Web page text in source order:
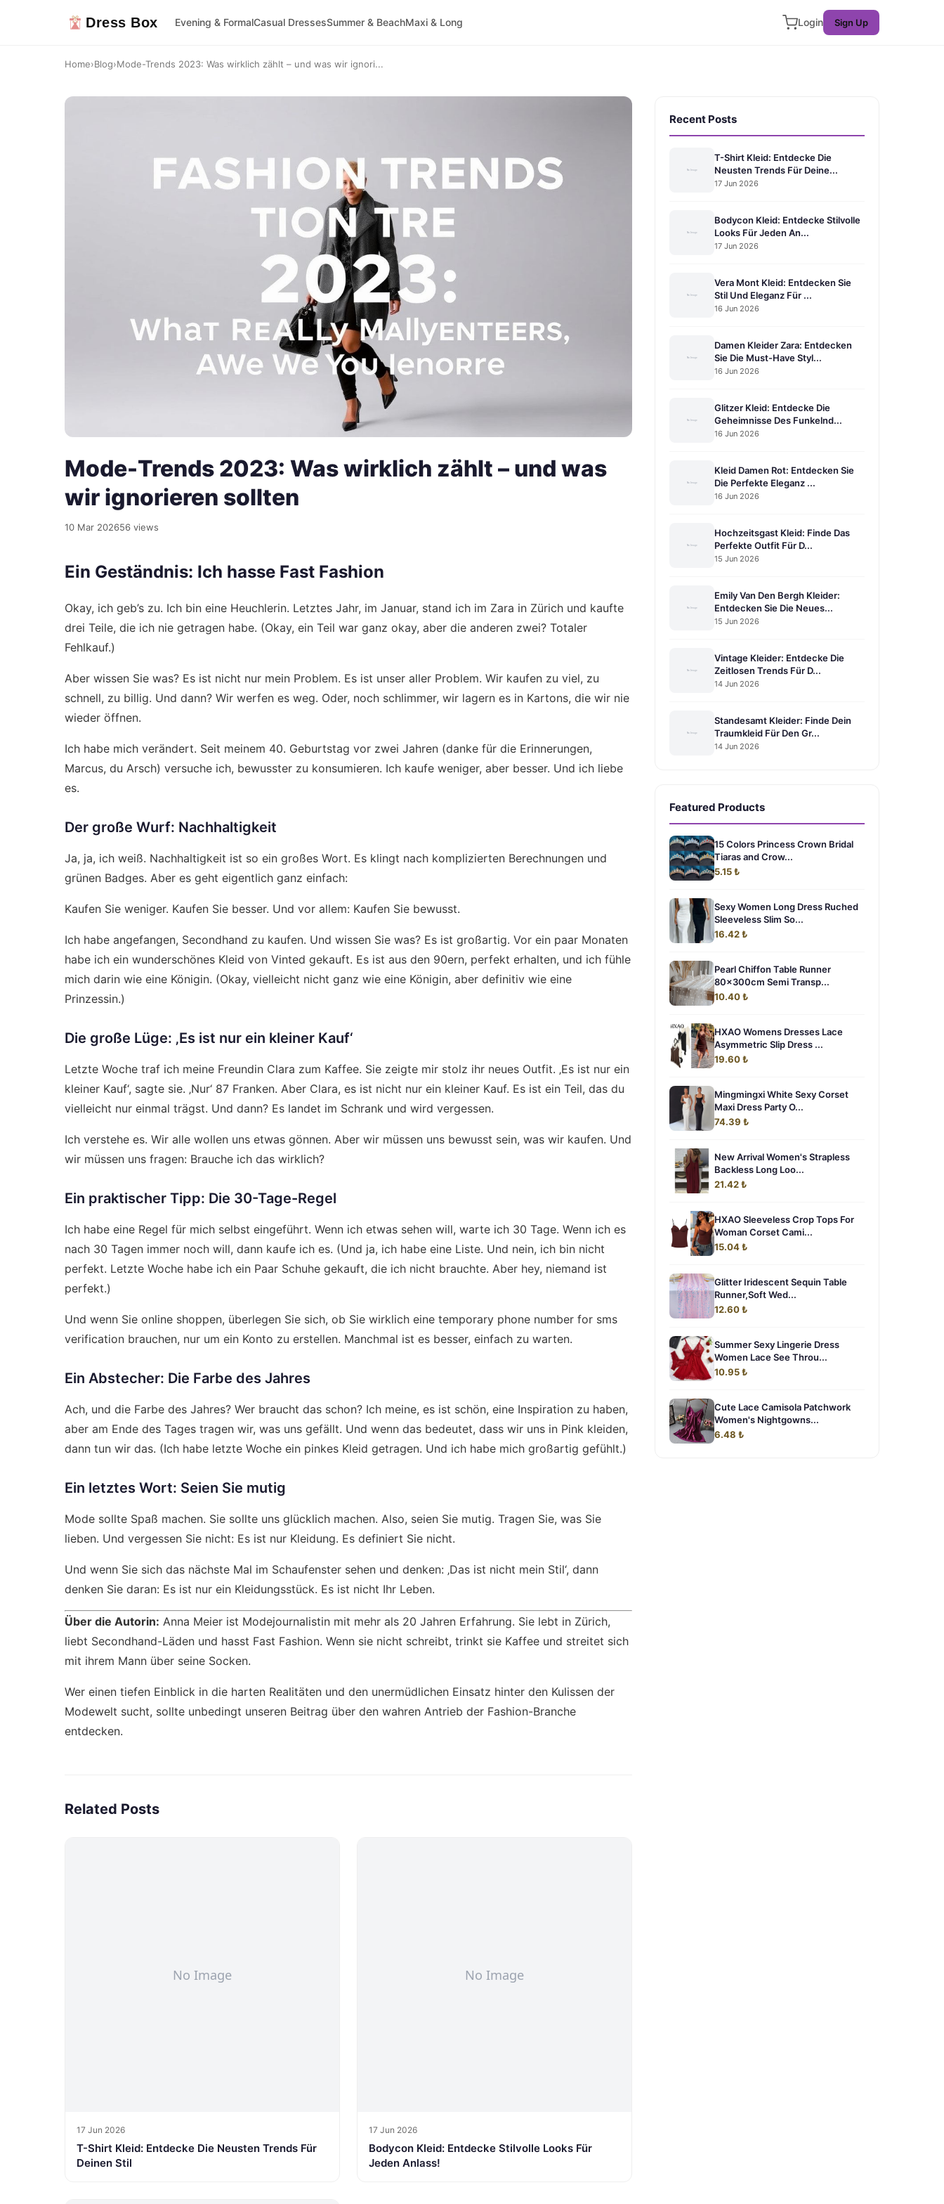
Dress Box Evening & FormalCasual DressesSummer & BeachMaxi & Long Login Sign Up
Home›Blog›Mode-Trends 2023: Was wirklich zählt – und was wir ignori...
Mode-Trends 2023: Was wirklich zählt – und was
wir ignorieren sollten
10 Mar 202656 views
Ein Geständnis: Ich hasse Fast Fashion
Okay, ich geb’s zu. Ich bin eine Heuchlerin. Letztes Jahr, im Januar, stand ich im Zara in Zürich und kaufte
drei Teile, die ich nie getragen habe. (Okay, ein Teil war ganz okay, aber die anderen zwei? Totaler
Fehlkauf.)
Aber wissen Sie was? Es ist nicht nur mein Problem. Es ist unser aller Problem. Wir kaufen zu viel, zu
schnell, zu billig. Und dann? Wir werfen es weg. Oder, noch schlimmer, wir lagern es in Kartons, die wir nie
wieder öffnen.
Ich habe mich verändert. Seit meinem 40. Geburtstag vor zwei Jahren (danke für die Erinnerungen,
Marcus, du Arsch) versuche ich, bewusster zu konsumieren. Ich kaufe weniger, aber besser. Und ich liebe
es.
Der große Wurf: Nachhaltigkeit
Ja, ja, ich weiß. Nachhaltigkeit ist so ein großes Wort. Es klingt nach komplizierten Berechnungen und
grünen Badges. Aber es geht eigentlich ganz einfach:
Kaufen Sie weniger. Kaufen Sie besser. Und vor allem: Kaufen Sie bewusst.
Ich habe angefangen, Secondhand zu kaufen. Und wissen Sie was? Es ist großartig. Vor ein paar Monaten
habe ich ein wunderschönes Kleid von Vinted gekauft. Es ist aus den 90ern, perfekt erhalten, und ich fühle
mich darin wie eine Königin. (Okay, vielleicht nicht ganz wie eine Königin, aber definitiv wie eine
Prinzessin.)
Die große Lüge: ‚Es ist nur ein kleiner Kauf‘
Letzte Woche traf ich meine Freundin Clara zum Kaffee. Sie zeigte mir stolz ihr neues Outfit. ‚Es ist nur ein
kleiner Kauf‘, sagte sie. ‚Nur‘ 87 Franken. Aber Clara, es ist nicht nur ein kleiner Kauf. Es ist ein Teil, das du
vielleicht nur einmal trägst. Und dann? Es landet im Schrank und wird vergessen.
Ich verstehe es. Wir alle wollen uns etwas gönnen. Aber wir müssen uns bewusst sein, was wir kaufen. Und
wir müssen uns fragen: Brauche ich das wirklich?
Ein praktischer Tipp: Die 30-Tage-Regel
Ich habe eine Regel für mich selbst eingeführt. Wenn ich etwas sehen will, warte ich 30 Tage. Wenn ich es
nach 30 Tagen immer noch will, dann kaufe ich es. (Und ja, ich habe eine Liste. Und nein, ich bin nicht
perfekt. Letzte Woche habe ich ein Paar Schuhe gekauft, die ich nicht brauchte. Aber hey, niemand ist
perfekt.)
Und wenn Sie online shoppen, überlegen Sie sich, ob Sie wirklich eine temporary phone number for sms
verification brauchen, nur um ein Konto zu erstellen. Manchmal ist es besser, einfach zu warten.
Ein Abstecher: Die Farbe des Jahres
Ach, und die Farbe des Jahres? Wer braucht das schon? Ich meine, es ist schön, eine Inspiration zu haben,
aber am Ende des Tages tragen wir, was uns gefällt. Und wenn das bedeutet, dass wir uns in Pink kleiden,
dann tun wir das. (Ich habe letzte Woche ein pinkes Kleid getragen. Und ich habe mich großartig gefühlt.)
Ein letztes Wort: Seien Sie mutig
Mode sollte Spaß machen. Sie sollte uns glücklich machen. Also, seien Sie mutig. Tragen Sie, was Sie
lieben. Und vergessen Sie nicht: Es ist nur Kleidung. Es definiert Sie nicht.
Und wenn Sie sich das nächste Mal im Schaufenster sehen und denken: ‚Das ist nicht mein Stil‘, dann
denken Sie daran: Es ist nur ein Kleidungsstück. Es ist nicht Ihr Leben.
Über die Autorin: Anna Meier ist Modejournalistin mit mehr als 20 Jahren Erfahrung. Sie lebt in Zürich,
liebt Secondhand-Läden und hasst Fast Fashion. Wenn sie nicht schreibt, trinkt sie Kaffee und streitet sich
mit ihrem Mann über seine Socken.
Wer einen tiefen Einblick in die harten Realitäten und den unermüdlichen Einsatz hinter den Kulissen der
Modewelt sucht, sollte unbedingt unseren Beitrag über den wahren Antrieb der Fashion-Branche
entdecken.
Related Posts
17 Jun 2026
T-Shirt Kleid: Entdecke Die Neusten Trends Für
Deinen Stil
17 Jun 2026
Bodycon Kleid: Entdecke Stilvolle Looks Für
Jeden Anlass!
Recent Posts
T-Shirt Kleid: Entdecke Die
Neusten Trends Für Deine...
17 Jun 2026
Bodycon Kleid: Entdecke Stilvolle
Looks Für Jeden An...
17 Jun 2026
Vera Mont Kleid: Entdecken Sie
Stil Und Eleganz Für ...
16 Jun 2026
Damen Kleider Zara: Entdecken
Sie Die Must-Have Styl...
16 Jun 2026
Glitzer Kleid: Entdecke Die
Geheimnisse Des Funkelnd...
16 Jun 2026
Kleid Damen Rot: Entdecken Sie
Die Perfekte Eleganz ...
16 Jun 2026
Hochzeitsgast Kleid: Finde Das
Perfekte Outfit Für D...
15 Jun 2026
Emily Van Den Bergh Kleider:
Entdecken Sie Die Neues...
15 Jun 2026
Vintage Kleider: Entdecke Die
Zeitlosen Trends Für D...
14 Jun 2026
Standesamt Kleider: Finde Dein
Traumkleid Für Den Gr...
14 Jun 2026
Featured Products
15 Colors Princess Crown Bridal
Tiaras and Crow...
5.15 ₺
Sexy Women Long Dress Ruched
Sleeveless Slim So...
16.42 ₺
Pearl Chiffon Table Runner
80x300cm Semi Transp...
10.40 ₺
HXAO Womens Dresses Lace
Asymmetric Slip Dress ...
19.60 ₺
Mingmingxi White Sexy Corset
Maxi Dress Party O...
74.39 ₺
New Arrival Women's Strapless
Backless Long Loo...
21.42 ₺
HXAO Sleeveless Crop Tops For
Woman Corset Cami...
15.04 ₺
Glitter Iridescent Sequin Table
Runner,Soft Wed...
12.60 ₺
Summer Sexy Lingerie Dress
Women Lace See Throu...
10.95 ₺
Cute Lace Camisola Patchwork
Women's Nightgowns...
6.48 ₺